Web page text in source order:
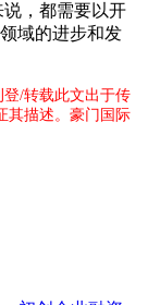
，都需要以开
域的进步和发
/转载此文出于传
其描述。豪门国际